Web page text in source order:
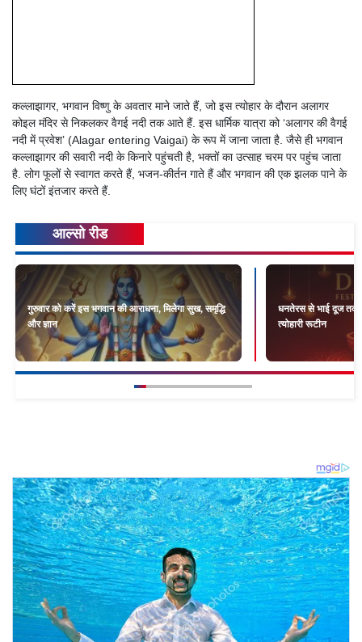
कल्लाझागर, भगवान विष्णु के अवतार माने जाते हैं, जो इस त्योहार के दौरान अलागर
कोइल मंदिर से निकलकर वैगई नदी तक आते हैं. इस धार्मिक यात्रा को ‘अलागर की वैगई
नदी में प्रवेश’ (Alagar entering Vaigai) के रूप में जाना जाता है. जैसे ही भगवान
कल्लाझागर की सवारी नदी के किनारे पहुंचती है, भक्तों का उत्साह चरम पर पहुंच जाता
है. लोग फूलों से स्वागत करते हैं, भजन-कीर्तन गाते हैं और भगवान की एक झलक पाने के
लिए घंटों इंतजार करते हैं.
आल्सो रीड
गुरुवार को करें इस भगवान की आराधना, मिलेगा सुख, समृद्धि
और ज्ञान
धनतेरस से भाई दूज तक:
त्योहारी रूटीन